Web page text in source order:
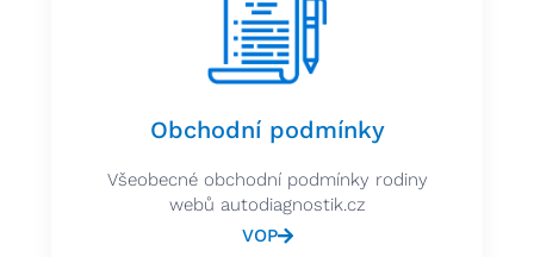
Obchodní podmínky
Všeobecné obchodní podmínky rodiny
webů autodiagnostik.cz
VOP